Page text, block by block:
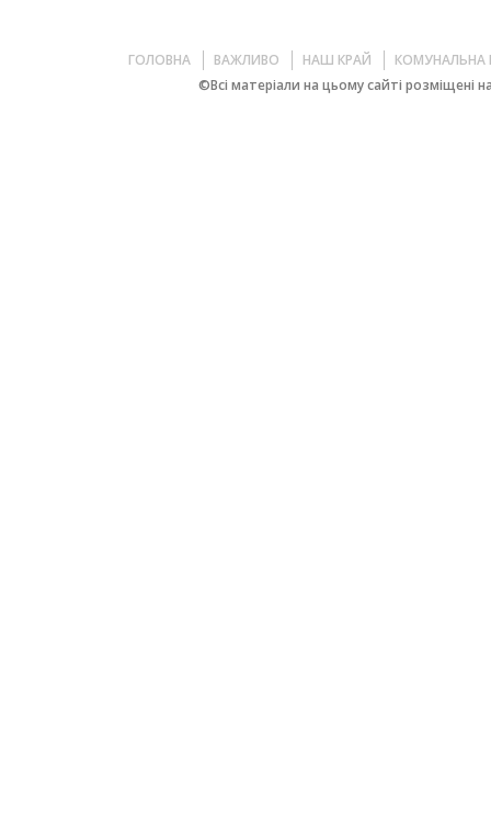
ГОЛОВНА ВАЖЛИВО НАШ КРАЙ
КОМУНАЛЬНА
©Всі матеріали на цьому сайті розміщені